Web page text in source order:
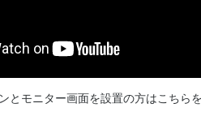
variable $size in/home/
single-maintenance.php
とモニター画面を設置の方はこちら